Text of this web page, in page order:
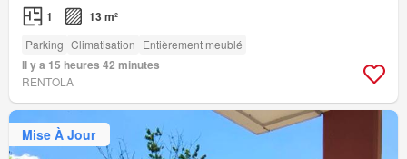
1 13 m²
Parking Climatisation Entièrement meublé
Il y a 15 heures 42 minutes
RENTOLA
Mise À Jour